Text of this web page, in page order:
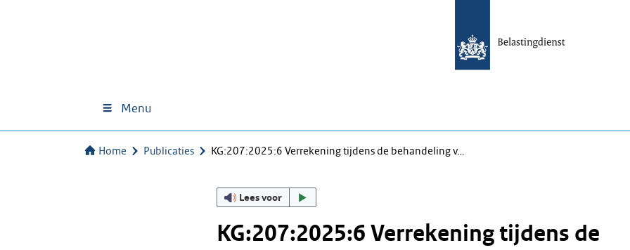
Menu
Home Publicaties KG:207:2025:6 Verrekening tijdens de behandeling v…
Lees voor
KG:207:2025:6 Verrekening tijdens de